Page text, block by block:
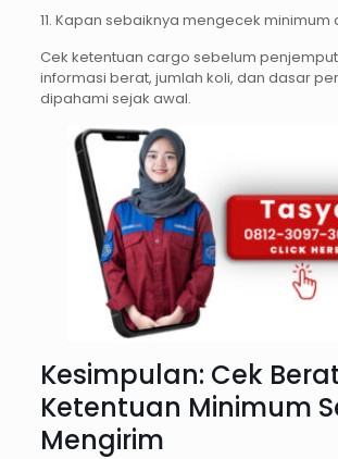
11. Kapan sebaiknya mengecek minimum
Cek ketentuan cargo sebelum
informasi berat, jumlah koli, dan dasar
dipahami sejak awal.
Kesimpulan: Cek
Ketentuan Minimum
Mengirim